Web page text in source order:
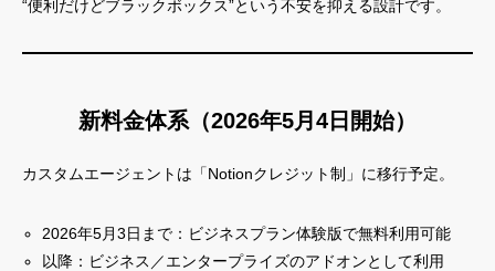
“便利だけどブラックボックス”という不安を抑える設計です。
新料金体系（2026年5月4日開始）
カスタムエージェントは「Notionクレジット制」に移行予定。
2026年5月3日まで：ビジネスプラン体験版で無料利用可能
以降：ビジネス／エンタープライズのアドオンとして利用